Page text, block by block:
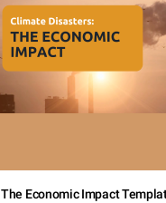
The Economic Impact